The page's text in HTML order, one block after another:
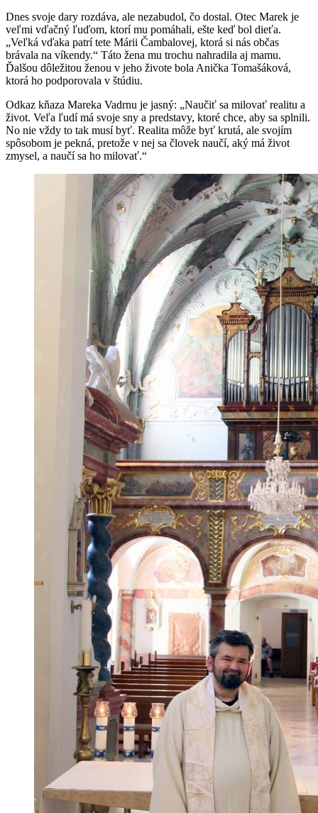
Dnes svoje dary rozdáva, ale nezabudol, čo dostal. Otec Marek je
veľmi vďačný ľuďom, ktorí mu pomáhali, ešte keď bol dieťa.
„Veľká vďaka patrí tete Márii Čambalovej, ktorá si nás občas
brávala na víkendy.“ Táto žena mu trochu nahradila aj mamu.
Ďalšou dôležitou ženou v jeho živote bola Anička Tomašáková,
ktorá ho podporovala v štúdiu.
Odkaz kňaza Mareka Vadrnu je jasný: „Naučiť sa milovať realitu a
život. Veľa ľudí má svoje sny a predstavy, ktoré chce, aby sa splnili.
No nie vždy to tak musí byť. Realita môže byť krutá, ale svojím
spôsobom je pekná, pretože v nej sa človek naučí, aký má život
zmysel, a naučí sa ho milovať.“